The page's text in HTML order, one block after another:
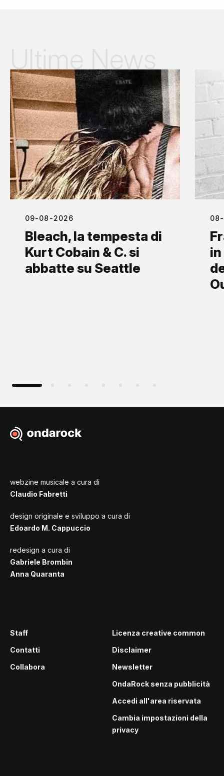
09-08-2026
Bleach, la tempesta di
Kurt Cobain & C. si
abbatte su Seattle
webzine musicale a cura di
Claudio Fabretti
design originale e sviluppo a cura di
Edoardo M. Cappuccio
redesign a cura di
Gabriele Brombin
Anna Quaranta
Staff
Contatti
Collabora
Licenza creative common
Disclaimer
Newsletter
OndaRock senza pubblicità
Accedi all'area riservata
Cambia impostazioni della
privacy